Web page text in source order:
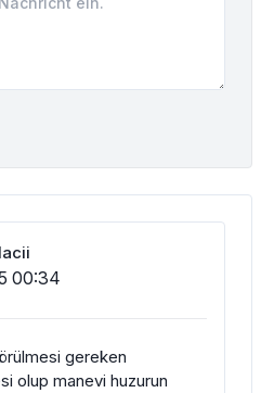
00:34
gereken
olup manevi huzurun